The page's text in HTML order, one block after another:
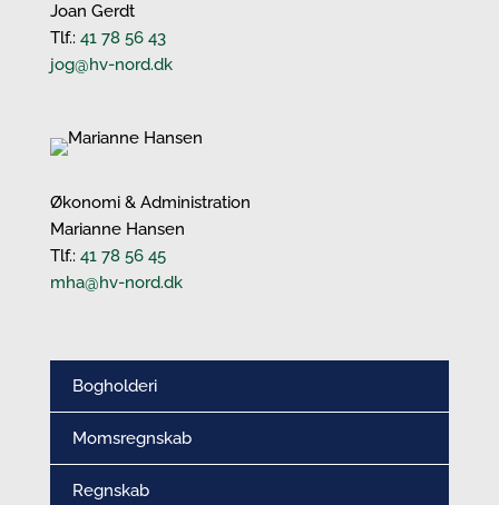
Joan Gerdt​
Tlf.: 41 78 56 43
jog@hv-nord.dk
Økonomi & Administration
Marianne Hansen
Tlf.: 41 78 56 45
mha@hv-nord.dk
Bogholderi
Momsregnskab
Regnskab